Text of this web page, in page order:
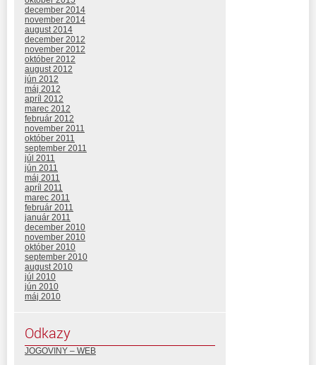
december 2014
november 2014
august 2014
december 2012
november 2012
október 2012
august 2012
jún 2012
máj 2012
apríl 2012
marec 2012
február 2012
november 2011
október 2011
september 2011
júl 2011
jún 2011
máj 2011
apríl 2011
marec 2011
február 2011
január 2011
december 2010
november 2010
október 2010
september 2010
august 2010
júl 2010
jún 2010
máj 2010
Odkazy
JOGOVINY – WEB